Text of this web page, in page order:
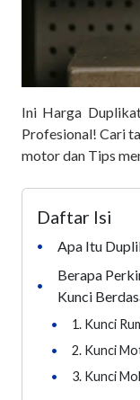
Ini Harga
Profesional! Cari
motor dan Tips
Daftar Isi
•
Apa Itu
•
Berapa
Kunci
•
1. Kunci
•
2. Kunci
•
3. Kunci